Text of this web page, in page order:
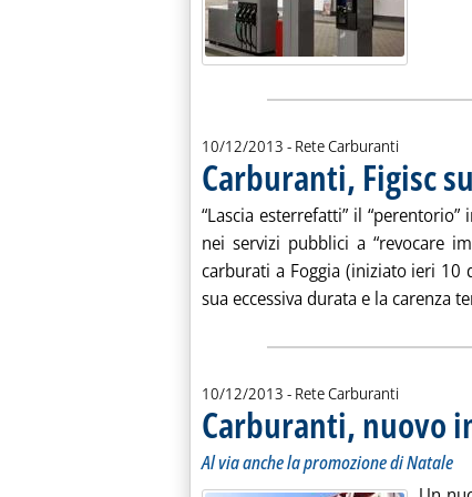
10/12/2013 - Rete Carburanti
Carburanti, Figisc
“Lascia esterrefatti” il
nei servizi pubblici a “revocare
carburati a Foggia (iniziato ieri
sua eccessiva durata e la carenza
10/12/2013 - Rete Carburanti
Carburanti, nuovo
Al via anche la promozione di Natale